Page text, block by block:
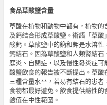
食品草酸鹽含量
草酸在植物和動物中都有，植物的
及鈣結合形成草酸鹽。術語「草
酸鈣。草酸鹽中的鈉和鉀是水溶
鈣結石。因為草酸鹽和人類腎結
庭炎、自閉症，以及慢性發炎症
酸鹽飲食的報告被不斷提出。草
三種含量水平，若易有結石的患
食物都最好避免。飲食提供鹼性
鹼值在中性範圍。